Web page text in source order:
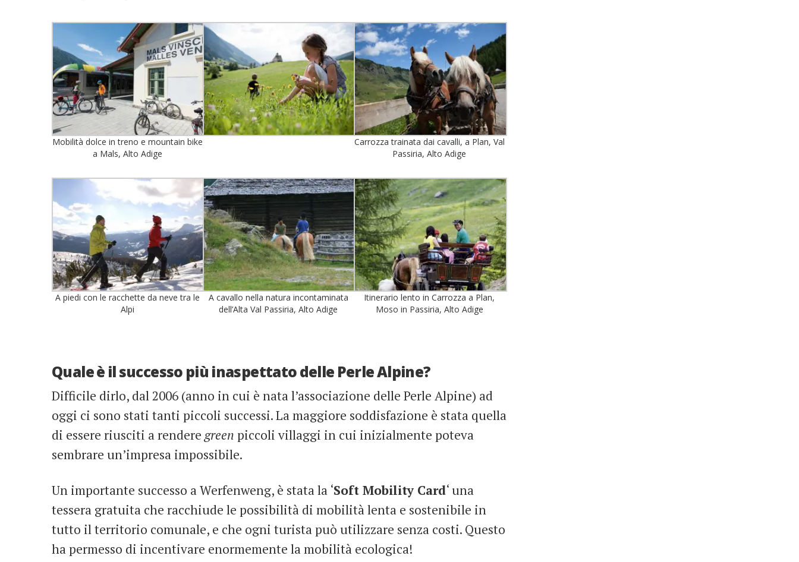
Mobilità dolce in treno e mountain bike
a Mals, Alto Adige
Carrozza trainata dai cavalli, a Plan, Val
Passiria, Alto Adige
A piedi con le racchette da neve tra le
Alpi
A cavallo nella natura incontaminata
dell’Alta Val Passiria, Alto Adige
Itinerario lento in Carrozza a Plan,
Moso in Passiria, Alto Adige
Quale è il successo più inaspettato delle Perle Alpine?
Difficile dirlo, dal 2006 (anno in cui è nata l’associazione delle Perle Alpine) ad
oggi ci sono stati tanti piccoli successi. La maggiore soddisfazione è stata quella
di essere riusciti a renderegreen piccoli villaggi in cui inizialmente poteva
sembrare un’impresa impossibile.
Un importante successo a Werfenweng, è stata la ‘Soft Mobility Card‘ una
tessera gratuita che racchiude le possibilità di mobilità lenta e sostenibile in
tutto il territorio comunale, e che ogni turista può utilizzare senza costi. Questo
ha permesso di incentivare enormemente la mobilità ecologica!